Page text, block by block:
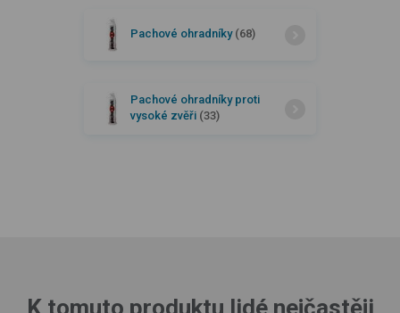
Pachové ohradníky (68)
Pachové ohradníky proti
vysoké zvěři (33)
K tomuto produktu lidé nejčastěji